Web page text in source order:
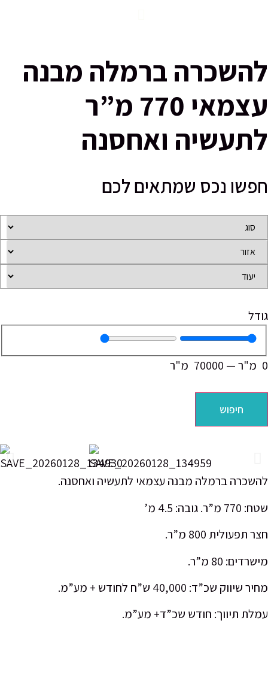
ברמלה מבנה
עצמאי 770 מ”ר
ואחסנה
נכס שמתאים לכם
—
70000 מ"ר
חיפוש
ברמלה מבנה עצמאי לתעשיה ואחסנה.
4.5 מ’
800 מ”ר.
80 מ”ר.
שכ”ד: 40,000 ש”ח לחודש + מע”מ.
תיווך: חודש שכ”ד+ מע”מ.